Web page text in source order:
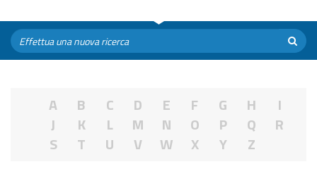
A B C D E F G H
I
J
K L M N O P Q
R
S
T U V W X Y Z